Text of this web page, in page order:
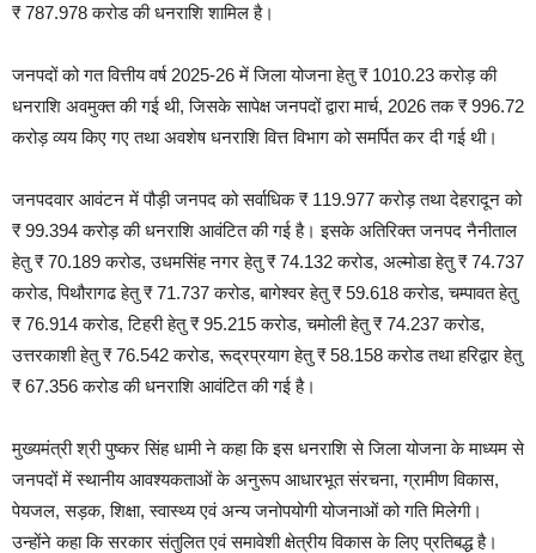
₹ 787.978 करोड की धनराशि शामिल है।
जनपदों को गत वित्तीय वर्ष 2025-26 में जिला योजना हेतु ₹ 1010.23 करोड़ की
धनराशि अवमुक्त की गई थी, जिसके सापेक्ष जनपदों द्वारा मार्च, 2026 तक ₹ 996.72
करोड़ व्यय किए गए तथा अवशेष धनराशि वित्त विभाग को समर्पित कर दी गई थी।
जनपदवार आवंटन में पौड़ी जनपद को सर्वाधिक ₹ 119.977 करोड़ तथा देहरादून को
₹ 99.394 करोड़ की धनराशि आवंटित की गई है। इसके अतिरिक्त जनपद नैनीताल
हेतु ₹ 70.189 करोड, उधमसिंह नगर हेतु ₹ 74.132 करोड, अल्मोडा हेतु ₹ 74.737
करोड, पिथौरागढ हेतु ₹ 71.737 करोड, बागेश्वर हेतु ₹ 59.618 करोड, चम्पावत हेतु
₹ 76.914 करोड, टिहरी हेतु ₹ 95.215 करोड, चमोली हेतु ₹ 74.237 करोड,
उत्तरकाशी हेतु ₹ 76.542 करोड, रूद्रप्रयाग हेतु ₹ 58.158 करोड तथा हरिद्वार हेतु
₹ 67.356 करोड की धनराशि आवंटित की गई है।
मुख्यमंत्री श्री पुष्कर सिंह धामी ने कहा कि इस धनराशि से जिला योजना के माध्यम से
जनपदों में स्थानीय आवश्यकताओं के अनुरूप आधारभूत संरचना, ग्रामीण विकास,
पेयजल, सड़क, शिक्षा, स्वास्थ्य एवं अन्य जनोपयोगी योजनाओं को गति मिलेगी।
उन्होंने कहा कि सरकार संतुलित एवं समावेशी क्षेत्रीय विकास के लिए प्रतिबद्ध है।